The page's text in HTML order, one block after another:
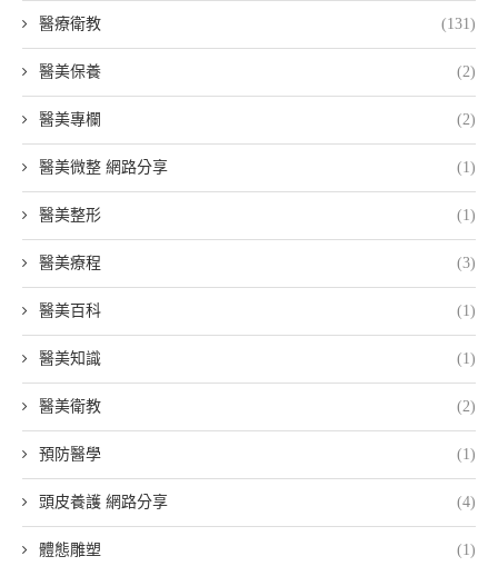
醫療衛教 (131)
醫美保養 (2)
醫美專欄 (2)
醫美微整 網路分享 (1)
醫美整形 (1)
醫美療程 (3)
醫美百科 (1)
醫美知識 (1)
醫美衛教 (2)
預防醫學 (1)
頭皮養護 網路分享 (4)
體態雕塑 (1)